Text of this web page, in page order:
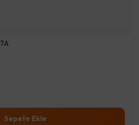
Sepete Ekle